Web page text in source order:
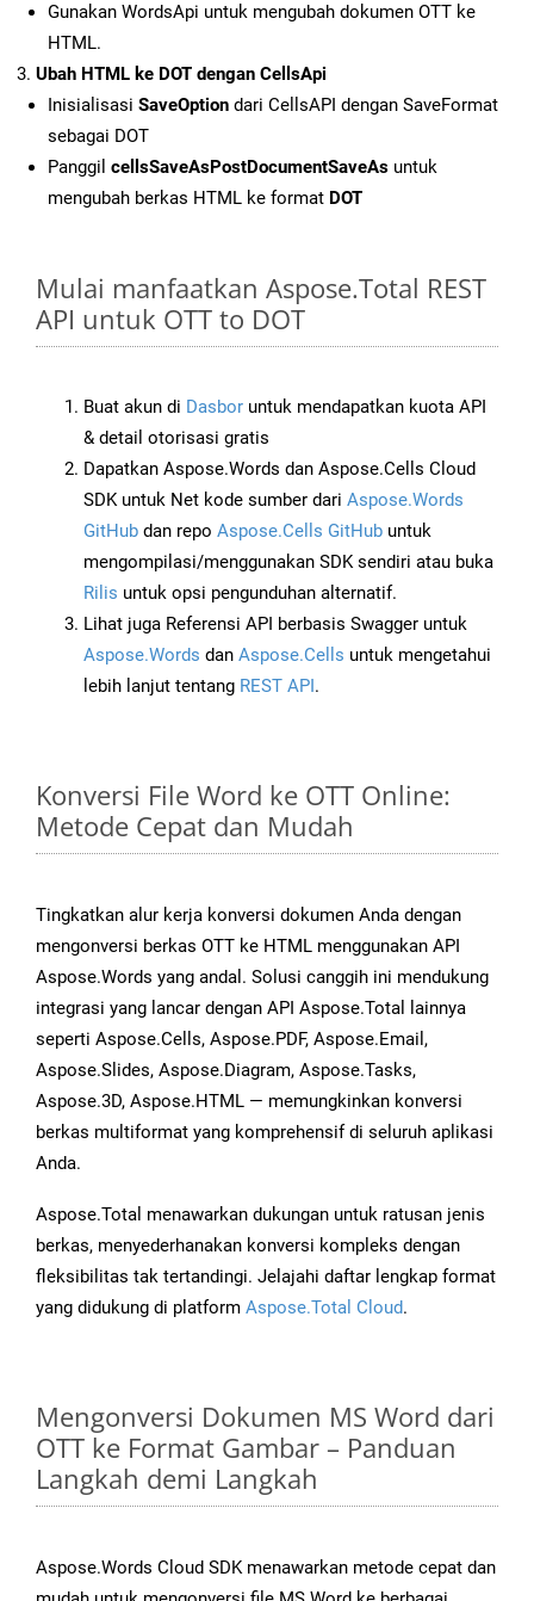
Gunakan WordsApi untuk mengubah dokumen OTT ke
HTML.
Ubah HTML ke DOT dengan CellsApi
Inisialisasi SaveOption dari CellsAPI dengan SaveFormat
sebagai DOT
Panggil cellsSaveAsPostDocumentSaveAs untuk
mengubah berkas HTML ke format DOT
Mulai manfaatkan Aspose.Total REST
API untuk OTT to DOT
Buat akun di Dasbor untuk mendapatkan kuota API
& detail otorisasi gratis
Dapatkan Aspose.Words dan Aspose.Cells Cloud
SDK untuk Net kode sumber dari Aspose.Words
GitHub dan repo Aspose.Cells GitHub untuk
mengompilasi/menggunakan SDK sendiri atau buka
Rilis untuk opsi pengunduhan alternatif.
Lihat juga Referensi API berbasis Swagger untuk
Aspose.Words dan Aspose.Cells untuk mengetahui
lebih lanjut tentang REST API.
Konversi File Word ke OTT Online:
Metode Cepat dan Mudah
Tingkatkan alur kerja konversi dokumen Anda dengan
mengonversi berkas OTT ke HTML menggunakan API
Aspose.Words yang andal. Solusi canggih ini mendukung
integrasi yang lancar dengan API Aspose.Total lainnya
seperti Aspose.Cells, Aspose.PDF, Aspose.Email,
Aspose.Slides, Aspose.Diagram, Aspose.Tasks,
Aspose.3D, Aspose.HTML — memungkinkan konversi
berkas multiformat yang komprehensif di seluruh aplikasi
Anda.
Aspose.Total menawarkan dukungan untuk ratusan jenis
berkas, menyederhanakan konversi kompleks dengan
fleksibilitas tak tertandingi. Jelajahi daftar lengkap format
yang didukung di platform Aspose.Total Cloud.
Mengonversi Dokumen MS Word dari
OTT ke Format Gambar – Panduan
Langkah demi Langkah
Aspose.Words Cloud SDK menawarkan metode cepat dan